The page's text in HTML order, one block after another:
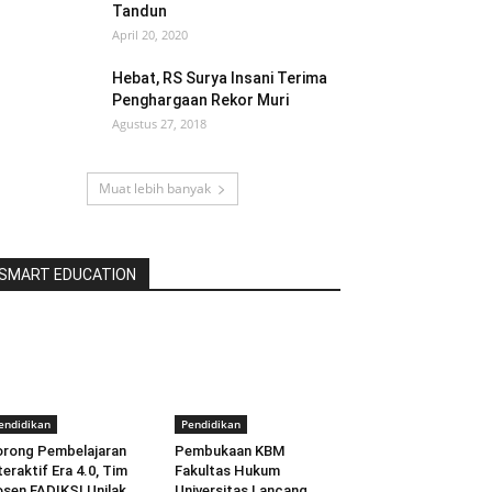
Tandun
April 20, 2020
Hebat, RS Surya Insani Terima
Penghargaan Rekor Muri
Agustus 27, 2018
Muat lebih banyak
EDUCATION
Pembelajaran
Era 4.0, Tim
Pendidikan
Pembukaan KBM
Fakultas Hukum